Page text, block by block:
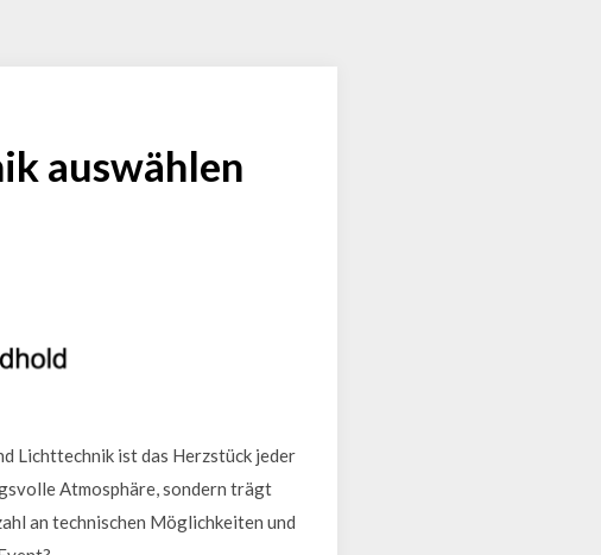
auswählen
Lichttechnik ist das Herzstück jeder
Atmosphäre, sondern trägt
an technischen Möglichkeiten und